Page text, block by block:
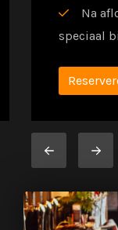
Na
speciaal